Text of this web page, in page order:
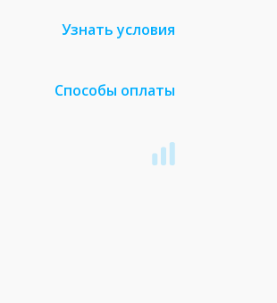
Узнать условия
Способы оплаты